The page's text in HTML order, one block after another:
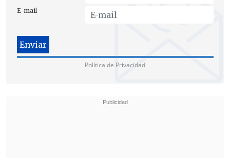
por cada 100 mil habitantes, siendo la
tasa nacional de 13,1 a 100 mil casos.
E-mail
Política de Privacidad